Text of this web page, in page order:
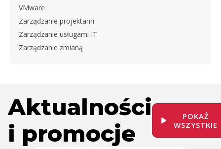
VMware
Zarządzanie projektami
Zarządzanie usługami IT
Zarządzanie zmianą
Aktualności
i promocje
POKAŻ
WSZYSTKIE